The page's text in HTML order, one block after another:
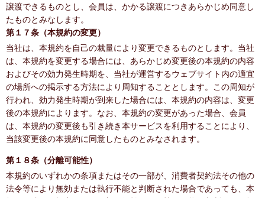
譲渡できるものとし、会員は、かかる譲渡につきあらかじめ同意し
たものとみなします。
第１７条（本規約の変更）
当社は、本規約を自己の裁量により変更できるものとします。当社
は、本規約を変更する場合には、あらかじめ変更後の本規約の内容
およびその効力発生時期を、当社が運営するウェブサイト内の適宜
の場所への掲示する方法により周知することとします。この周知が
行われ、効力発生時期が到来した場合には、本規約の内容は、変更
後の本規約によります。なお、本規約の変更があった場合、会員
は、本規約の変更後も引き続き本サービスを利用することにより、
当該変更後の本規約に同意したものとみなされます。
第１８条（分離可能性）
本規約のいずれかの条項またはその一部が、消費者契約法その他の
法令等により無効または執行不能と判断された場合であっても、本